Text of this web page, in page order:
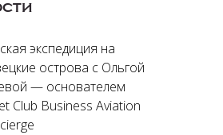
экспедиция на
острова с Ольгой
— основателем
Club Business Aviation